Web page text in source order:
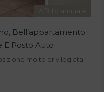
Affitto annuale
Bell’appartamento
E Posto Auto
molto privilegiata